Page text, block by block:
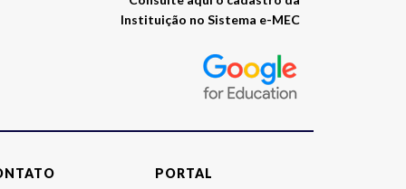
o
MEC
Instituição no Sistema e-MEC
PORTAL